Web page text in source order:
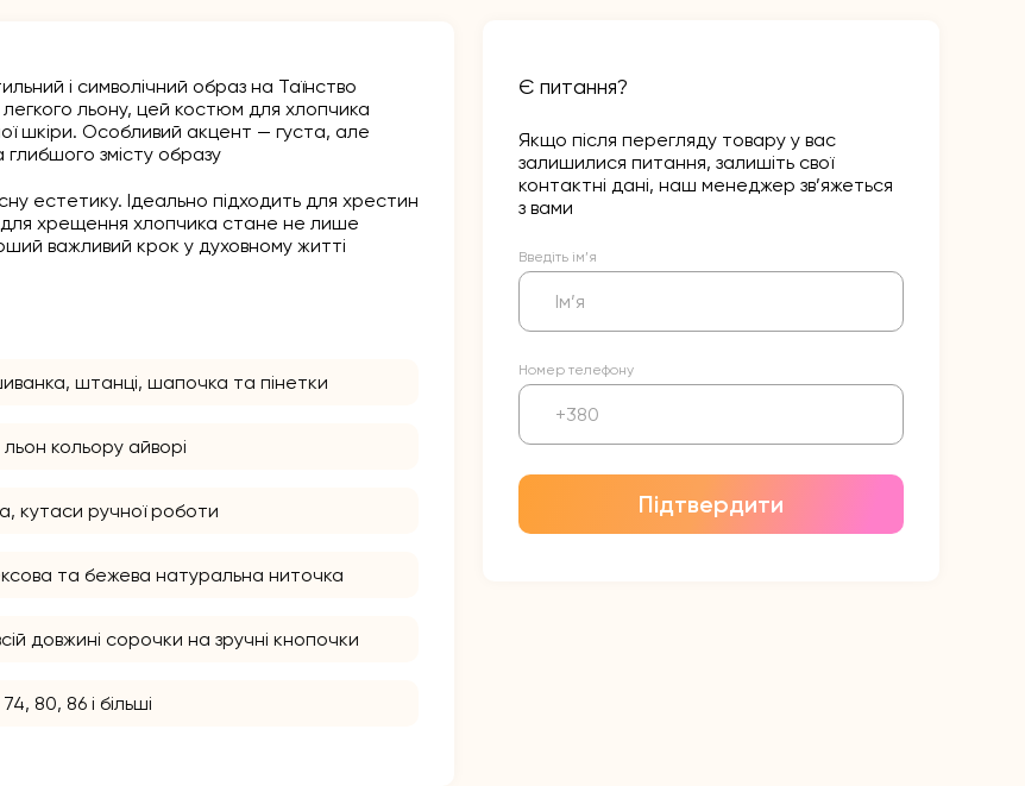
і символічний образ на Таїнство
льону, цей костюм для хлопчика
шкіри. Особливий акцент — густа, але
змісту образу
естетику. Ідеально підходить для хрестин
для хрещення хлопчика стане не лише
важливий крок у духовному житті
штанці, шапочка та пінетки
кольору айворі
кутаси ручної роботи
та бежева натуральна ниточка
довжині сорочки на зручні кнопочки
80, 86 і більші
Є питання?
Якщо після перегляду товару у вас
залишилися питання, залишіть свої
контактні дані, наш менеджер зв’яжеться
з вами
Введіть ім’я
Номер телефону
Підтвердити